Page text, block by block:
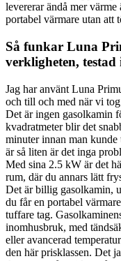
levererar ändå mer
portabel värmare utan att
Så funkar Luna
verkligheten,
Jag har använt Luna
och till och med när vi
Det är ingen gasolkamin
kvadratmeter blir det
minuter innan man
är så liten är det inga
Med sina 2.5 kW är det
rum, där du annars lätt
Det är billig gasolkamin,
du får en portabel
tuffare tag.
inomhusbruk, med
eller avancerad
den här prisklassen. Det